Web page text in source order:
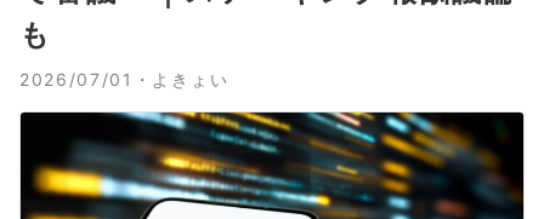
も
2026/07/01・ よきょい